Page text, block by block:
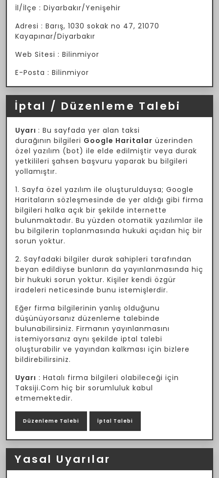
İl/İlçe : Diyarbakır/Yenişehir
Adresi : Barış, 1030 sokak no 47, 21070
Kayapınar/Diyarbakır
Web Sitesi : Bilinmiyor
E-Posta : Bilinmiyor
İptal / Düzenleme Talebi
Uyarı : Bu sayfada yer alan taksi
durağının bilgileri Google Haritalar üzerinden
özel yazılım (bot) ile elde edilmiştir veya durak
yetkilileri şahsen başvuru yaparak bu bilgileri
yollamıştır.
1. Sayfa özel yazılım ile oluşturulduysa; Google
Haritaların sözleşmesinde de yer aldığı gibi firma
bilgileri halka açık bir şekilde internette
bulunmaktadır. Bu yüzden otomatik yazılımlar ile
bu bilgilerin toplanmasında hukuki açıdan hiç bir
sorun yoktur.
2. Sayfadaki bilgiler durak sahipleri tarafından
beyan edildiyse bunların da yayınlanmasında hiç
bir hukuki sorun yoktur. Kişiler kendi özgür
iradeleri neticesinde bunu istemişlerdir.
Eğer firma bilgilerinin yanlış olduğunu
düşünüyorsanız düzenleme talebinde
bulunabilirsiniz. Firmanın yayınlanmasını
istemiyorsanız aynı şekilde iptal talebi
oluşturabilir ve yayından kalkması için bizlere
bildirebilirsiniz.
Uyarı : Hatalı firma bilgileri olabileceği için
Taksiji.Com hiç bir sorumluluk kabul
etmemektedir.
Düzenleme Talebi İptal Talebi
Yasal Uyarılar